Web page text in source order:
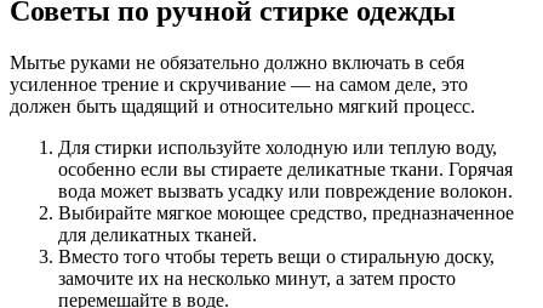
Советы по ручной стирке одежды
Мытье руками не обязательно должно включать в себя
усиленное трение и скручивание — на самом деле, это
должен быть щадящий и относительно мягкий процесс.
Для стирки используйте холодную или теплую воду,
особенно если вы стираете деликатные ткани. Горячая
вода может вызвать усадку или повреждение волокон.
Выбирайте мягкое моющее средство, предназначенное
для деликатных тканей.
Вместо того чтобы тереть вещи о стиральную доску,
замочите их на несколько минут, а затем просто
перемешайте в воде.